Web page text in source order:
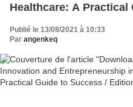
Healthcare: A Practical
Publié le 13/08/2021 à 10:33
Par angenkeq